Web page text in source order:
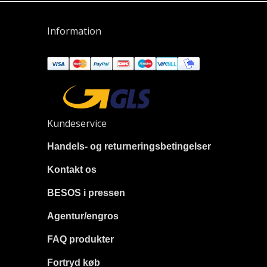
Information
Kundeservice
Handels- og returneringsbetingelser
Kontakt os
BESOS i pressen
Agentur/engros
FAQ produkter
Fortryd køb